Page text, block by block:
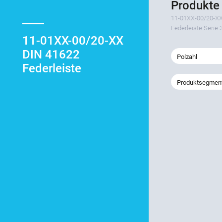
11-01XX-00/20-XX
DIN 41622
Federleiste
11-01XX-00/20-
Federleiste Serie
Polzahl